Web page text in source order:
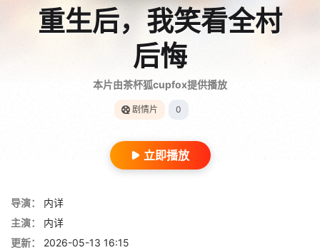
重生后，我笑看全村
后悔
本片由茶杯狐cupfox提供播放
剧情片 0
立即播放
导演：
内详
主演：
内详
更新：
2026-05-13 16:15